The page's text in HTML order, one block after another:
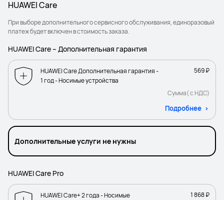
HUAWEI Care
При выборе дополнительного сервисного обслуживания, единоразовый
платеж будет включен в стоимость заказа.
HUAWEI Care – Дополнительная гарантия
HUAWEI Care Дополнительная гарантия -
1 год - Носимые устройства
569 ₽
Сумма( с НДС)
Подробнее
Дополнительные услуги не нужны
HUAWEI Care Pro
HUAWEI Care+ 2 года - Носимые
1 868 ₽